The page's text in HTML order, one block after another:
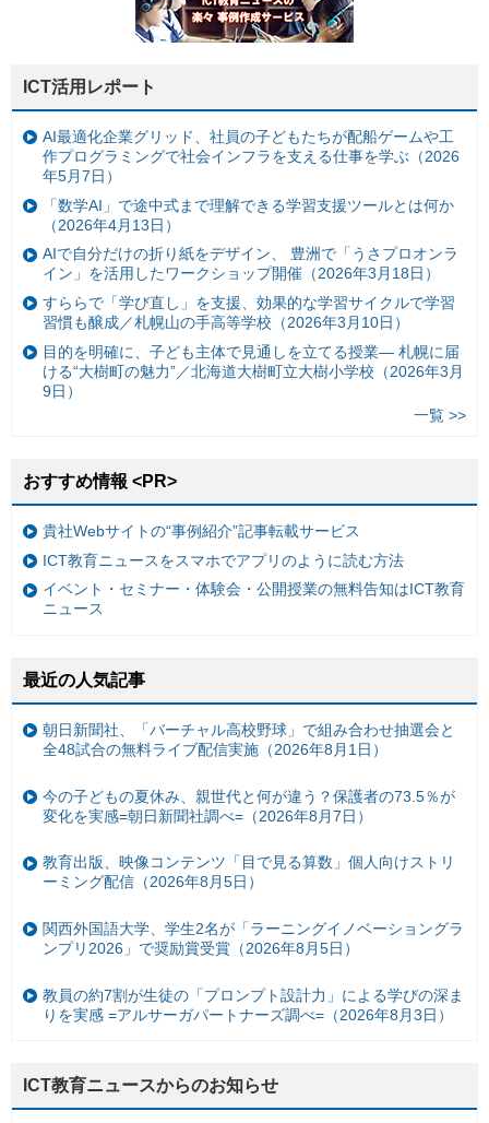
ICT活用レポート
AI最適化企業グリッド、社員の子どもたちが配船ゲームや工
作プログラミングで社会インフラを支える仕事を学ぶ（2026
年5月7日）
「数学AI」で途中式まで理解できる学習支援ツールとは何か
（2026年4月13日）
AIで自分だけの折り紙をデザイン、 豊洲で「うさプロオンラ
イン」を活用したワークショップ開催（2026年3月18日）
すららで「学び直し」を支援、効果的な学習サイクルで学習
習慣も醸成／札幌山の手高等学校（2026年3月10日）
目的を明確に、子ども主体で見通しを立てる授業— 札幌に届
ける“大樹町の魅力”／北海道大樹町立大樹小学校（2026年3月
9日）
一覧 >>
おすすめ情報 <PR>
貴社Webサイトの“事例紹介”記事転載サービス
ICT教育ニュースをスマホでアプリのように読む方法
イベント・セミナー・体験会・公開授業の無料告知はICT教育
ニュース
最近の人気記事
朝日新聞社、「バーチャル高校野球」で組み合わせ抽選会と
全48試合の無料ライブ配信実施（2026年8月1日）
今の子どもの夏休み、親世代と何が違う？保護者の73.5％が
変化を実感=朝日新聞社調べ=（2026年8月7日）
教育出版、映像コンテンツ「目で見る算数」個人向けストリ
ーミング配信（2026年8月5日）
関西外国語大学、学生2名が「ラーニングイノベーショングラ
ンプリ2026」で奨励賞受賞（2026年8月5日）
教員の約7割が生徒の「プロンプト設計力」による学びの深ま
りを実感 =アルサーガパートナーズ調べ=（2026年8月3日）
ICT教育ニュースからのお知らせ